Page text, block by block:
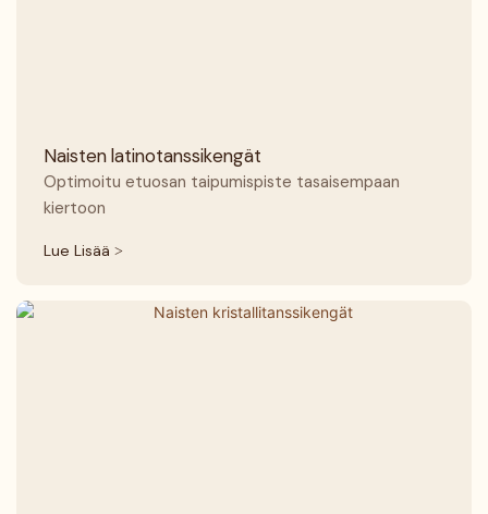
Naisten latinotanssikengät
Optimoitu etuosan taipumispiste tasaisempaan
kiertoon
Lue Lisää >